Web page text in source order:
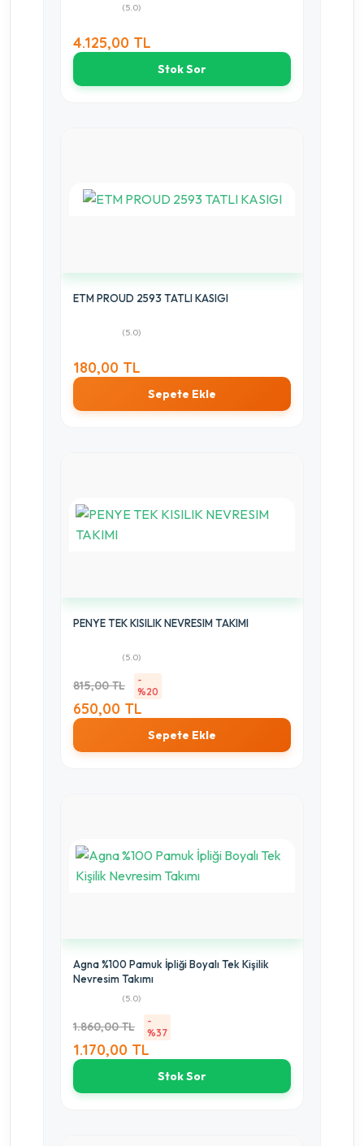
(5.0)
4.125,00 TL
Stok Sor
ETM PROUD 2593 TATLI KASIGI
(5.0)
180,00 TL
Sepete Ekle
PENYE TEK KISILIK NEVRESIM TAKIMI
(5.0)
815,00 TL
-
%20
650,00 TL
Sepete Ekle
Agna %100 Pamuk İpliği Boyalı Tek Kişilik
Nevresim Takımı
(5.0)
1.860,00 TL
-
%37
1.170,00 TL
Stok Sor